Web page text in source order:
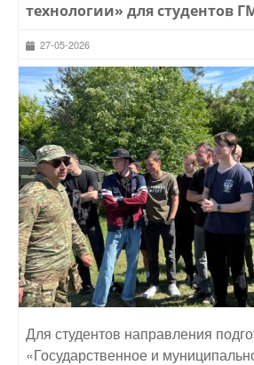
технологии» для студентов
27-05-2026
Для студентов направления
«Государственное и